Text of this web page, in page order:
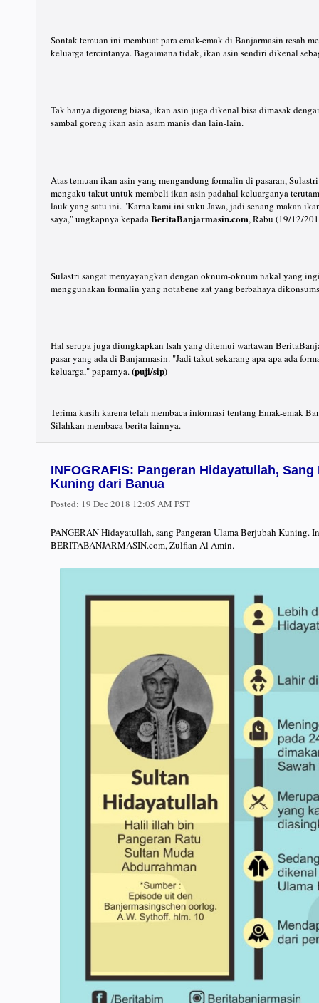
Sontak temuan ini membuat para emak-emak di Banjarmasin resah
keluarga tercintanya. Bagaimana tidak, ikan asin sendiri dikenal
Tak hanya digoreng biasa, ikan asin juga dikenal bisa dimasak
sambal goreng ikan asin asam manis dan lain-lain.
Atas temuan ikan asin yang mengandung formalin di pasaran,
mengaku takut untuk membeli ikan asin padahal keluarganya
lauk yang satu ini. "Karna kami ini suku Jawa, jadi senang makan
saya," ungkapnya kepada BeritaBanjarmasin.com, Rabu (19/12/
Sulastri sangat menyayangkan dengan oknum-oknum nakal yang
menggunakan formalin yang notabene zat yang berbahaya
Hal serupa juga diungkapkan Isah yang ditemui wartawan
pasar yang ada di Banjarmasin. "Jadi takut sekarang apa-apa ada
keluarga," paparnya.(puji/sip)
Terima kasih karena telah membaca informasi tentang Emak-emak
Silahkan membaca berita lainnya.
INFOGRAFIS: Pangeran Hidayatullah,
Kuning dari Banua
Posted: 19 Dec 2018 12:05 AM PST
PANGERAN Hidayatullah, sang Pangeran Ulama Berjubah Kuning.
BERITABANJARMASIN.com, Zulfian Al Amin.